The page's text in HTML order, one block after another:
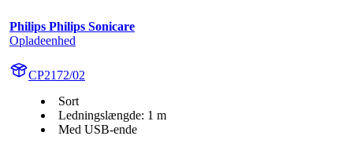
Philips Philips Sonicare
Opladeenhed
CP2172/02
Sort
Ledningslængde: 1 m
Med USB-ende